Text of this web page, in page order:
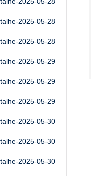
2025-05-28
2025-05-28
2025-05-29
2025-05-29
2025-05-29
2025-05-30
2025-05-30
2025-05-30